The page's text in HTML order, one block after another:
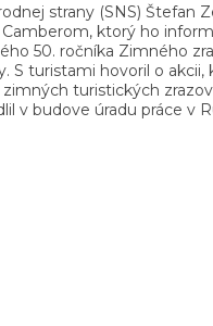
strany (SNS) Štefan
ktorý ho
50. ročníka Zimného
S turistami hovoril o
turistických
v budove úradu práce v